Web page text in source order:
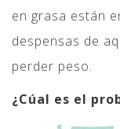
en grasa están
despensas de
perder peso.
¿Cúal es el